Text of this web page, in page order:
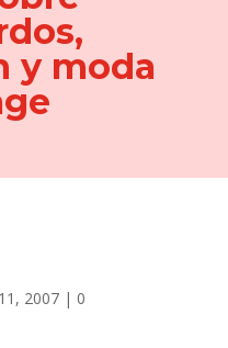
y moda
2007| 0